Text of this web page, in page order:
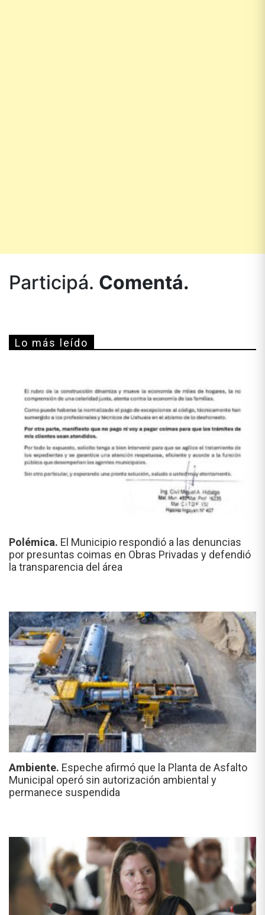
Participá. Comentá.
Lo más leído
Polémica. El Municipio respondió a las denuncias
por presuntas coimas en Obras Privadas y defendió
la transparencia del área
Ambiente. Espeche afirmó que la Planta de Asfalto
Municipal operó sin autorización ambiental y
permanece suspendida